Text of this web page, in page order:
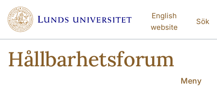
Hoppa till huvudinnehåll
Hoppa till huvudinnehåll
English
website
Sök
Hållbarhetsforum
Meny